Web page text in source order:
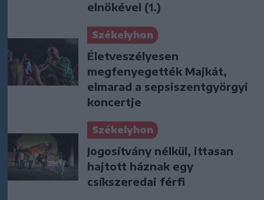
elnökével (1.)
Székelyhon
Életveszélyesen
megfenyegették Majkát,
elmarad a sepsiszentgyörgyi
koncertje
Székelyhon
Jogosítvány nélkül, ittasan
hajtott háznak egy
csíkszeredai férfi